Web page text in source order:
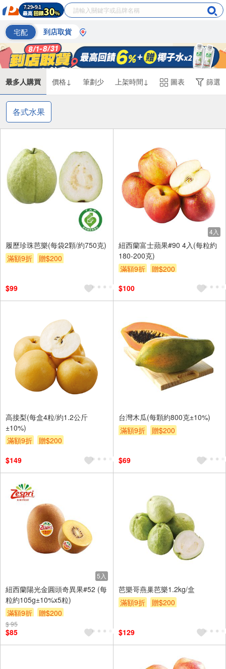
宅配 到店取貨
最多人購買 價格↓ 筆劃少 上架時間↓ 圖表 篩選
各式水果
履歷珍珠芭樂(每袋2顆/約750克)
滿額9折
贈$200
$99
4入
紐西蘭富士蘋果#90 4入(每粒約
180-200克)
滿額9折
贈$200
$100
高接梨(每盒4粒/約1.2公斤
±10%)
滿額9折
贈$200
$149
台灣木瓜(每顆約800克±10%)
滿額9折
贈$200
$69
5入
紐西蘭陽光金圓頭奇異果#52 (每
粒約105g±10%x5粒)
滿額9折
贈$200
$ 95
$85
芭樂哥燕巢芭樂1.2kg/盒
滿額9折
贈$200
$129